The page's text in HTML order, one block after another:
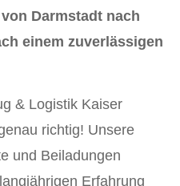
Darmstadt nach
einem zuverlässigen
& Logistik Kaiser
richtig! Unsere
und Beiladungen
Erfahrung